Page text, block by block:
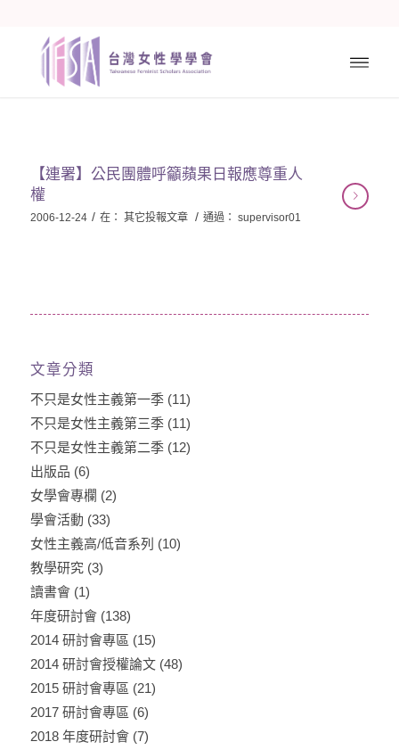
【連署】公民團體呼籲蘋果日報應尊重人
權
2006-12-24 / 在： 其它投報文章 / 通過： supervisor01
文章分類
不只是女性主義第一季(11)
不只是女性主義第三季(11)
不只是女性主義第二季(12)
出版品 (6)
女學會專欄 (2)
學會活動 (33)
女性主義高/低音系列 (10)
教學研究(3)
讀書會(1)
年度研討會(138)
2014 研討會專區 (15)
2014 研討會授權論文(48)
2015 研討會專區 (21)
2017 研討會專區 (6)
2018 年度研討會(7)